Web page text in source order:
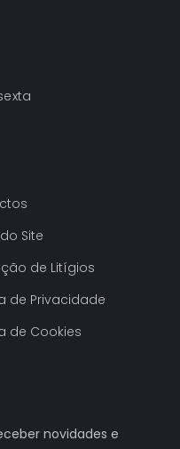
Site
de Litígios
de Privacidade
de Cookies
novidades e